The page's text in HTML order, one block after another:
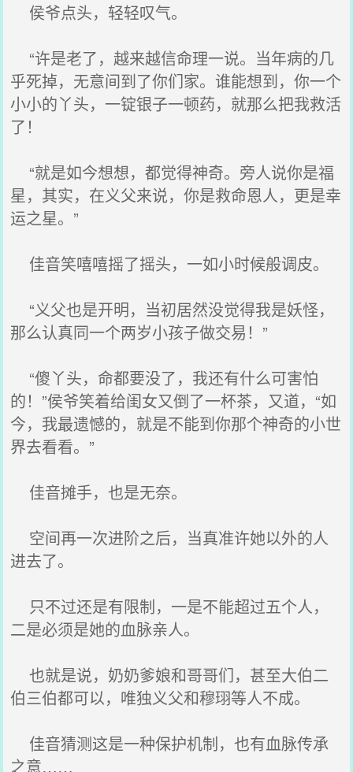
侯爷点头，轻轻叹气。
“许是老了，越来越信命理一说。当年病的几
乎死掉，无意间到了你们家。谁能想到，你一个
小小的丫头，一锭银子一顿药，就那么把我救活
了！
“就是如今想想，都觉得神奇。旁人说你是福
星，其实，在义父来说，你是救命恩人，更是幸
运之星。”
佳音笑嘻嘻摇了摇头，一如小时候般调皮。
“义父也是开明，当初居然没觉得我是妖怪，
那么认真同一个两岁小孩子做交易！”
“傻丫头，命都要没了，我还有什么可害怕
的！”侯爷笑着给闺女又倒了一杯茶，又道，“如
今，我最遗憾的，就是不能到你那个神奇的小世
界去看看。”
佳音摊手，也是无奈。
空间再一次进阶之后，当真准许她以外的人
进去了。
只不过还是有限制，一是不能超过五个人，
二是必须是她的血脉亲人。
也就是说，奶奶爹娘和哥哥们，甚至大伯二
伯三伯都可以，唯独义父和穆珝等人不成。
佳音猜测这是一种保护机制，也有血脉传承
之意……